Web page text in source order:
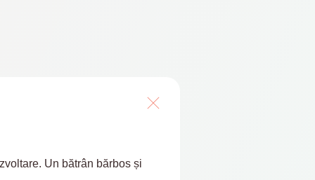
Un bătrân bărbos și